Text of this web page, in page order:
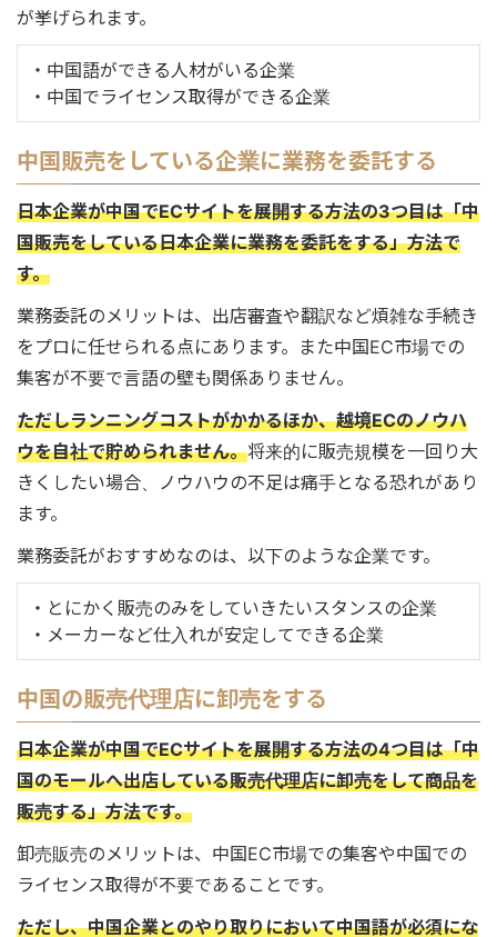
が挙げられます。
・中国語ができる人材がいる企業
・中国でライセンス取得ができる企業
中国販売をしている企業に業務を委託する
日本企業が中国でECサイトを展開する方法の3つ目は「中
国販売をしている日本企業に業務を委託をする」方法で
す。
業務委託のメリットは、出店審査や翻訳など煩雑な手続き
をプロに任せられる点にあります。また中国EC市場での
集客が不要で言語の壁も関係ありません。
ただしランニングコストがかかるほか、越境ECのノウハ
ウを自社で貯められません。将来的に販売規模を一回り大
きくしたい場合、ノウハウの不足は痛手となる恐れがあり
ます。
業務委託がおすすめなのは、以下のような企業です。
・とにかく販売のみをしていきたいスタンスの企業
・メーカーなど仕入れが安定してできる企業
中国の販売代理店に卸売をする
日本企業が中国でECサイトを展開する方法の4つ目は「中
国のモールへ出店している販売代理店に卸売をして商品を
販売する」方法です。
卸売販売のメリットは、中国EC市場での集客や中国での
ライセンス取得が不要であることです。
ただし、中国企業とのやり取りにおいて中国語が必須にな